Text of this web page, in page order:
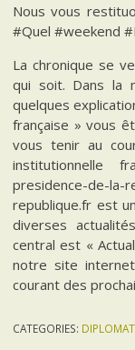
Nous vous
#Quel #weekend
La chronique se
qui soit. Dans la
quelques
française » vous
vous tenir au
institutionnelle
presidence-
republique.fr est
diverses
central est «
notre site
courant des
CATEGORIES: